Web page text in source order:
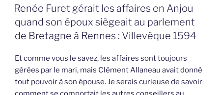
LE
Renée Furet gérait les affaires en Anjou
quand son époux siègeait au parlement
de Bretagne à Rennes : Villevêque 1594
Et comme vous le savez, les affaires sont toujours
gérées par le mari, mais Clément Allaneau avait donné
tout pouvoir à son épouse. Je serais curieuse de savoir